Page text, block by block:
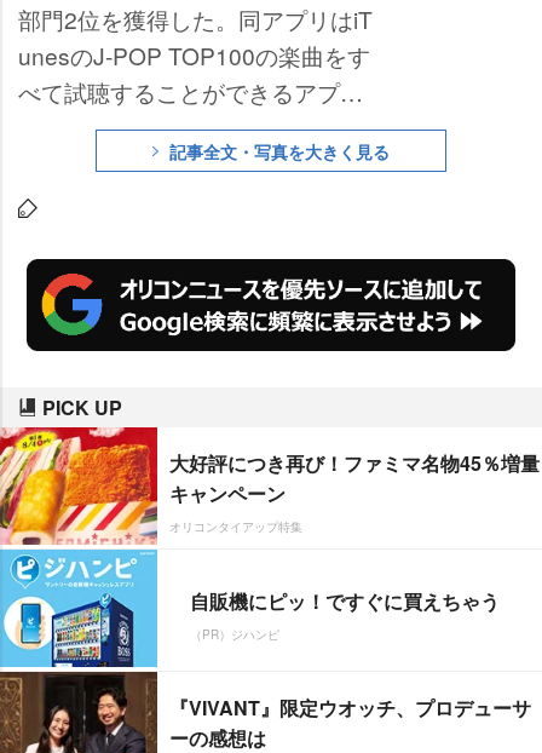
部門2位を獲得した。同アプリはiT
unesのJ-POP TOP100の楽曲をす
べて試聴することができるアプ
記事全文・写真を大きく見る
PICK UP
大好評につき再び！ファミマ名物45％増量
キャンペーン
オリコンタイアップ特集
自販機にピッ！ですぐに買えちゃう
（PR）ジハンピ
『VIVANT』限定ウオッチ、プロデューサ
ーの感想は